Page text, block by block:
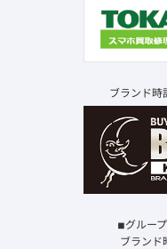
ブランド時
◾︎グルー
ブランド